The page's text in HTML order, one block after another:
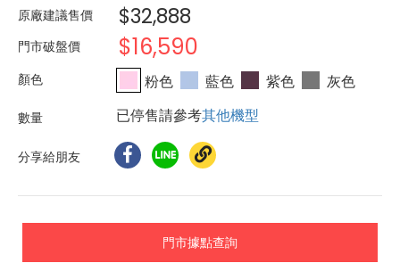
原廠建議售價 $32,888
門市破盤價 $16,590
粉色 藍色 紫色
灰色
已停售請參考其他機型
分享給朋友
門市據點查詢